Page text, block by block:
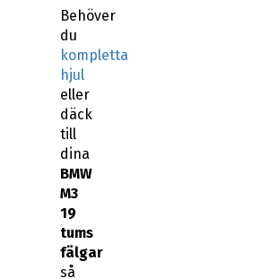
Behöver
du
kompletta
hjul
eller
däck
till
dina
BMW
M3
19
tums
fälgar
så